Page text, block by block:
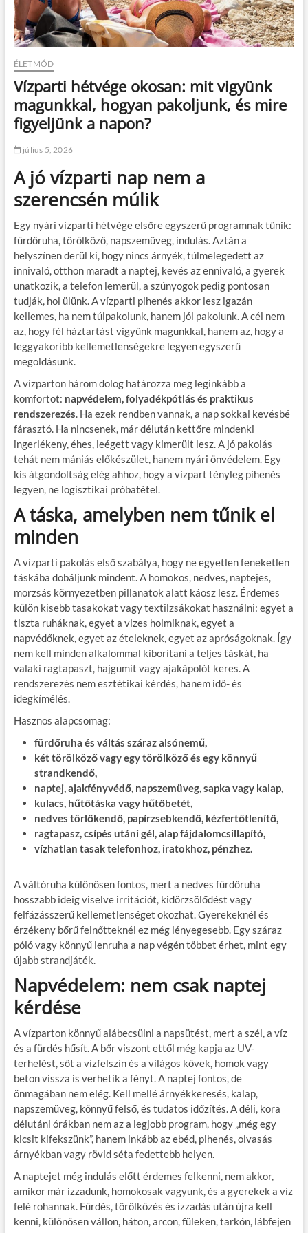
ÉLETMÓD
Vízparti hétvége okosan: mit vigyünk
magunkkal, hogyan pakoljunk, és mire
figyeljünk a napon?
július 5, 2026
A jó vízparti nap nem a
szerencsén múlik
Egy nyári vízparti hétvége elsőre egyszerű programnak tűnik:
fürdőruha, törölköző, napszemüveg, indulás. Aztán a
helyszínen derül ki, hogy nincs árnyék, túlmelegedett az
innivaló, otthon maradt a naptej, kevés az ennivaló, a gyerek
unatkozik, a telefon lemerül, a szúnyogok pedig pontosan
tudják, hol ülünk. A vízparti pihenés akkor lesz igazán
kellemes, ha nem túlpakolunk, hanem jól pakolunk. A cél nem
az, hogy fél háztartást vigyünk magunkkal, hanem az, hogy a
leggyakoribb kellemetlenségekre legyen egyszerű
megoldásunk.
A vízparton három dolog határozza meg leginkább a
komfortot: napvédelem, folyadékpótlás és praktikus
rendszerezés. Ha ezek rendben vannak, a nap sokkal kevésbé
fárasztó. Ha nincsenek, már délután kettőre mindenki
ingerlékeny, éhes, leégett vagy kimerült lesz. A jó pakolás
tehát nem mániás előkészület, hanem nyári önvédelem. Egy
kis átgondoltság elég ahhoz, hogy a vízpart tényleg pihenés
legyen, ne logisztikai próbatétel.
A táska, amelyben nem tűnik el
minden
A vízparti pakolás első szabálya, hogy ne egyetlen feneketlen
táskába dobáljunk mindent. A homokos, nedves, naptejes,
morzsás környezetben pillanatok alatt káosz lesz. Érdemes
külön kisebb tasakokat vagy textilzsákokat használni: egyet a
tiszta ruháknak, egyet a vizes holmiknak, egyet a
napvédőknek, egyet az ételeknek, egyet az apróságoknak. Így
nem kell minden alkalommal kiborítani a teljes táskát, ha
valaki ragtapaszt, hajgumit vagy ajakápolót keres. A
rendszerezés nem esztétikai kérdés, hanem idő- és
idegkímélés.
Hasznos alapcsomag:
fürdőruha és váltás száraz alsónemű,
két törölköző vagy egy törölköző és egy könnyű
strandkendő,
naptej, ajakfényvédő, napszemüveg, sapka vagy kalap,
kulacs, hűtőtáska vagy hűtőbetét,
nedves törlőkendő, papírzsebkendő, kézfertőtlenítő,
ragtapasz, csípés utáni gél, alap fájdalomcsillapító,
vízhatlan tasak telefonhoz, iratokhoz, pénzhez.
A váltóruha különösen fontos, mert a nedves fürdőruha
hosszabb ideig viselve irritációt, kidörzsölődést vagy
felfázásszerű kellemetlenséget okozhat. Gyerekeknél és
érzékeny bőrű felnőtteknél ez még lényegesebb. Egy száraz
póló vagy könnyű lenruha a nap végén többet érhet, mint egy
újabb strandjáték.
Napvédelem: nem csak naptej
kérdése
A vízparton könnyű alábecsülni a napsütést, mert a szél, a víz
és a fürdés hűsít. A bőr viszont ettől még kapja az UV-
terhelést, sőt a vízfelszín és a világos kövek, homok vagy
beton vissza is verhetik a fényt. A naptej fontos, de
önmagában nem elég. Kell mellé árnyékkeresés, kalap,
napszemüveg, könnyű felső, és tudatos időzítés. A déli, kora
délutáni órákban nem az a legjobb program, hogy „még egy
kicsit kifekszünk”, hanem inkább az ebéd, pihenés, olvasás
árnyékban vagy rövid séta fedettebb helyen.
A naptejet még indulás előtt érdemes felkenni, nem akkor,
amikor már izzadunk, homokosak vagyunk, és a gyerekek a víz
felé rohannak. Fürdés, törölközés és izzadás után újra kell
kenni, különösen vállon, háton, arcon, füleken, tarkón, lábfejen